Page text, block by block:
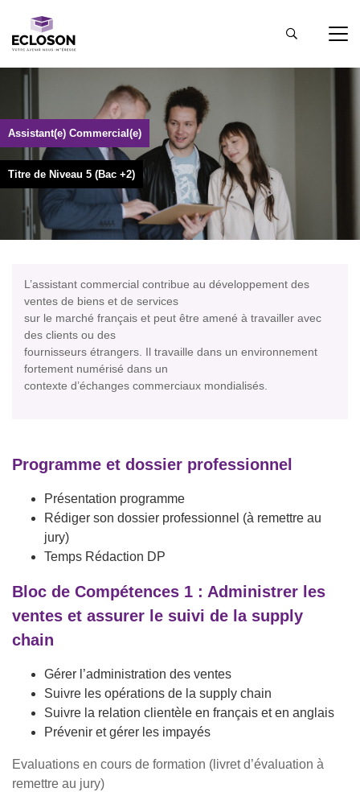
Assistant(e) Commercial(e)
Titre de Niveau 5 (Bac +2)
L’assistant commercial contribue au développement des
ventes de biens et de services
sur le marché français et peut être amené à travailler avec
des clients ou des
fournisseurs étrangers. Il travaille dans un environnement
fortement numérisé dans un
contexte d’échanges commerciaux mondialisés.
Programme et dossier professionnel
Présentation programme
Rédiger son dossier professionnel (à remettre au
jury)
Temps Rédaction DP
Bloc de Compétences 1 : Administrer les
ventes et assurer le suivi de la supply
chain
Gérer l’administration des ventes
Suivre les opérations de la supply chain
Suivre la relation clientèle en français et en anglais
Prévenir et gérer les impayés
Evaluations en cours de formation (livret d’évaluation à
remettre au jury)